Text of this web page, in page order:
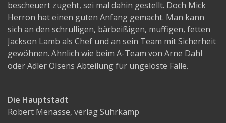
bescheuert zugeht, sei mal dahin gestellt. Doch Mick
Herron hat einen guten Anfang gemacht. Man kann
sich an den schrulligen, bärbeißigen, muffigen, fetten
Jackson Lamb als Chef und an sein Team mit Sicherheit
gewöhnen. Ähnlich wie beim A-Team von Arne Dahl
oder Adler Olsens Abteilung für ungelöste Fälle.
Die Hauptstadt
Robert Menasse, verlag Suhrkamp